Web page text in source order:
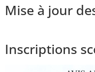
Mise à jour
Inscriptions